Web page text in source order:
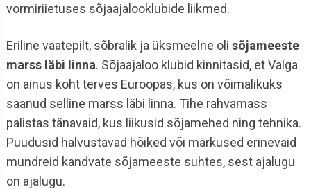
vormiriietuses sõjaajalooklubide liikmed.
Eriline vaatepilt, sõbralik ja üksmeelne oli sõjameeste
marss läbi linna. Sõjaajaloo klubid kinnitasid, et Valga
on ainus koht terves Euroopas, kus on võimalikuks
saanud selline marss läbi linna. Tihe rahvamass
palistas tänavaid, kus liikusid sõjamehed ning tehnika.
Puudusid halvustavad hõiked või märkused erinevaid
mundreid kandvate sõjameeste suhtes, sest ajalugu
on ajalugu.